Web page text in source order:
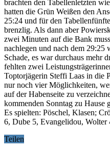
brachten den Tabellenletzten
hatten die Grün Weißen den
25:24 und für den
brenzlig. Als dann aber
zwei Minuten auf die Bank
nachlegen und nach dem 29:25
Schade, es war durchaus mehr
fehlten zwei
Toptorjägerin Steffi Laas in die
nur noch vier Möglichkeiten,
auf der Habenseite zu
kommenden Sonntag zu
Es spielten: Pöschel, Klasen;
6, Dube 5, Evangelidou, Wolter
Teilen